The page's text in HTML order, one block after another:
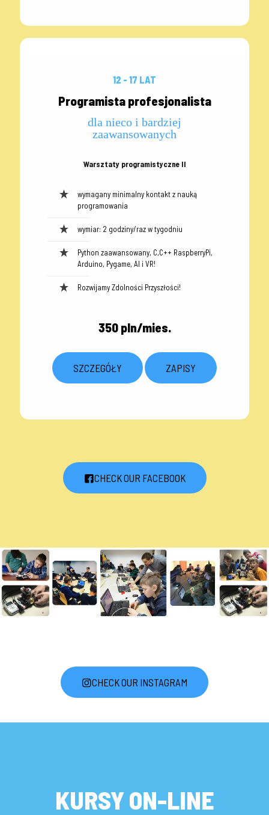
12 - 17 LAT
Programista profesjonalista
dla nieco i bardziej
zaawansowanych
Warsztaty programistyczne II
wymagany minimalny kontakt z nauką
programowania
wymiar: 2 godziny/raz w tygodniu
Python zaawansowany, C,C++ RaspberryPi,
Arduino, Pygame, AI i VR!
Rozwijamy Zdolności Przyszłości!
350 pln/mies.
SZCZEGÓŁY ZAPISY
CHECK OUR FACEBOOK
CHECK OUR INSTAGRAM
KURSY ON-LINE